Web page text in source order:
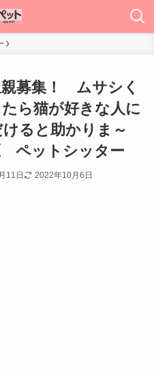
親募集！ ムサシく
ら猫が好きな人に
ると助かりま～
ットシッター
11日 2022年10月6日